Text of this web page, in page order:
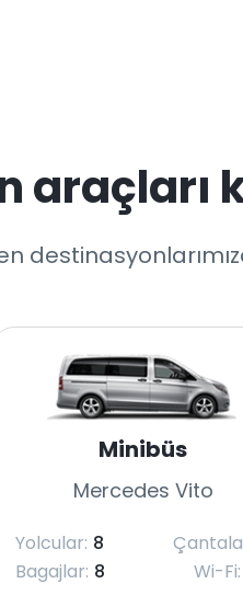
araçları
Minibüs
Mercedes Vito
Yolcular: 8
Bagajlar: 8 Wi-Fi: